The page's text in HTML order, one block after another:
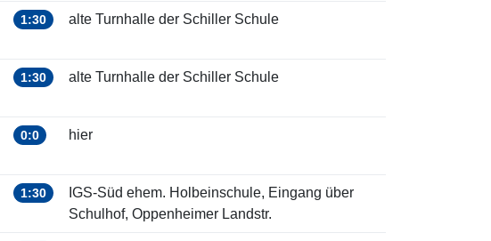
1:30 alte Turnhalle der Schiller Schule
1:30 alte Turnhalle der Schiller Schule
0:0 hier
1:30
IGS-Süd ehem. Holbeinschule, Eingang über
Schulhof, Oppenheimer Landstr.